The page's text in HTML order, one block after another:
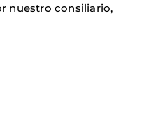
nuestro consiliario,